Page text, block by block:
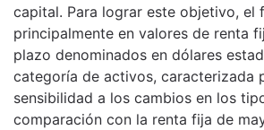
capital. Para lograr este objetivo, el
principalmente en valores de renta
plazo denominados en dólares
categoría de activos, caracterizada
sensibilidad a los cambios en los
comparación con la renta fija de